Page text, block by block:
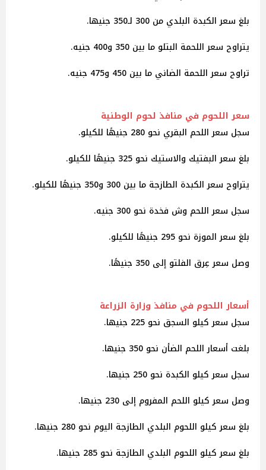
بلغ سعر الكبدة البلدي من 300 لـ350 جنيها.
يتراوح سعر اللحمة البتلو ما بين 350 و400 جنيه.
تراوح سعر اللحمة الضاني ما بين 450 و475 جنيه.
سعر اللحوم في منافذ لحوم الوطنية
سجل سعر اللحم البقري نحو 280 جنيهًا للكيلو.
بلغ سعر البفتيك والاستيك نحو 325 جنيهًا للكيلو.
يتراوح سعر الكبدة الطازجة ما بين 300 و350 جنيهًا للكيلو.
سجل سعر اللحم وش فخدة نحو 300 جنيه.
بلغ سعر الموزة نحو 295 جنيهًا للكيلو.
وصل سعر عِرق الفلتو إلى 350 جنيهًا.
أسعار اللحوم في منافذ وزارة الزراعة
سجل سعر كيلو السجق نحو 225 جنيها.
بلغت أسعار اللحم الضأن نحو 350 جنيها.
سجل سعر كيلو الكبدة نحو 250 جنيها.
وصل سعر كيلو اللحم المفروم إلى 230 جنيها.
بلغ سعر كيلو اللحوم البلدي الطازجة اليوم نحو 280 جنيها.
بلغ سعر كيلو اللحوم البلدي الطازجة نحو 285 جنيها.